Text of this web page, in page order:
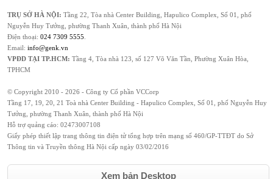
TRỤ SỞ HÀ NỘI: Tầng 22, Tòa nhà Center Building, Hapulico Complex, Số 01, phố
Nguyễn Huy Tưởng, phường Thanh Xuân, thành phố Hà Nội
Điện thoại: 024 7309 5555
Email: info@genk.vn
VPĐD TẠI TP.HCM: Tầng 4, Tòa nhà 123, số 127 Võ Văn Tần, Phường Xuân Hòa,
TPHCM
© Copyright 2010 - 2026 - Công ty Cổ phần VCCorp
Tầng 17, 19, 20, 21 Toà nhà Center Building - Hapulico Complex, Số 01, phố Nguyễn Huy
Tưởng, phường Thanh Xuân, thành phố Hà Nội
Hỗ trợ quảng cáo: 02473007108
Giấy phép thiết lập trang thông tin điện tử tổng hợp trên mạng số 460/GP-TTĐT do Sở
Thông tin và Truyền thông Hà Nội cấp ngày 03/02/2016
Xem bản Desktop